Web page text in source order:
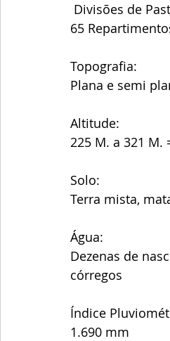
Divisões de
65
Topografia:
Plana e semi
Altitude:
225 M. a 321 M.
Solo:
Terra mista,
Água:
Dezenas de
córregos
Índice
1.690 mm